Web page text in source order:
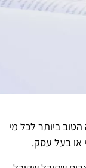
ביותר לכל מי
או בעל עסק.